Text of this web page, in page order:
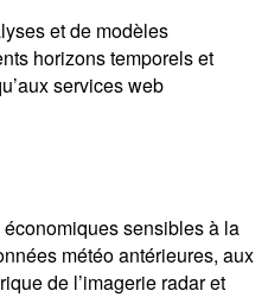
et de modèles
horizons temporels et
services web
sensibles à la
météo antérieures, aux
de l’imagerie radar et